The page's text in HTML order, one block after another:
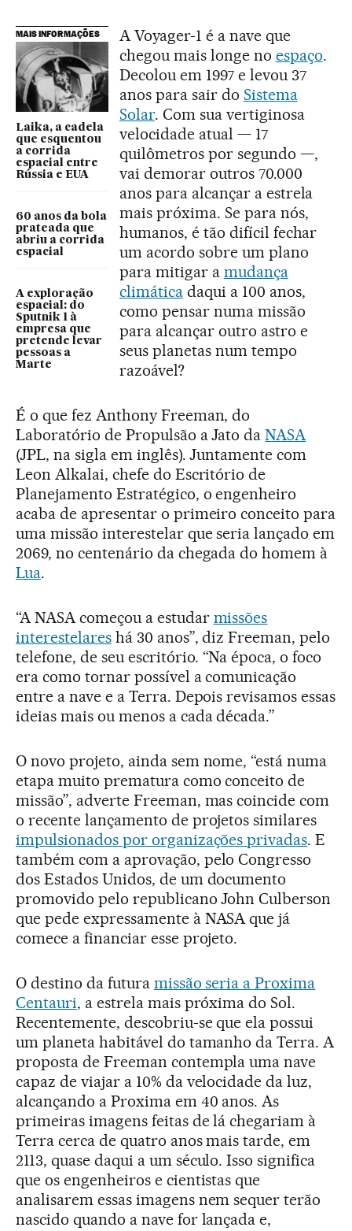
MAIS INFORMAÇÕES
Laika, a cadela
que esquentou
a corrida
espacial entre
Rússia e EUA
60 anos da bola
prateada que
abriu a corrida
espacial
A exploração
espacial: do
Sputnik 1 à
empresa que
pretende levar
pessoas a
Marte
A Voyager-1 é a nave que
chegou mais longe no espaço.
Decolou em 1997 e levou 37
anos para sair do Sistema
Solar. Com sua vertiginosa
velocidade atual — 17
quilômetros por segundo —,
vai demorar outros 70.000
anos para alcançar a estrela
mais próxima. Se para nós,
humanos, é tão difícil fechar
um acordo sobre um plano
para mitigar a mudança
climáticadaqui a 100 anos,
como pensar numa missão
para alcançar outro astro e
seus planetas num tempo
razoável?
É o que fez Anthony Freeman, do
Laboratório de Propulsão a Jato daNASA
(JPL, na sigla em inglês). Juntamente com
Leon Alkalai, chefe do Escritório de
Planejamento Estratégico, o engenheiro
acaba de apresentar o primeiro conceito para
uma missão interestelar que seria lançado em
2069, no centenário da chegada do homem à
Lua.
“A NASA começou a estudar missões
interestelareshá 30 anos”, diz Freeman, pelo
telefone, de seu escritório. “Na época, o foco
era como tornar possível a comunicação
entre a nave e a Terra. Depois revisamos essas
ideias mais ou menos a cada década.”
O novo projeto, ainda sem nome, “está numa
etapa muito prematura como conceito de
missão”, adverte Freeman, mas coincide com
o recente lançamento de projetos similares
impulsionados por organizações privadas. E
também com a aprovação, pelo Congresso
dos Estados Unidos, de um documento
promovido pelo republicano John Culberson
que pede expressamente à NASA que já
comece a financiar esse projeto.
O destino da futura missão seria a Proxima
Centauri, a estrela mais próxima do Sol.
Recentemente, descobriu-se que ela possui
um planeta habitável do tamanho da Terra. A
proposta de Freeman contempla uma nave
capaz de viajar a 10% da velocidade da luz,
alcançando a Proxima em 40 anos. As
primeiras imagens feitas de lá chegariam à
Terra cerca de quatro anos mais tarde, em
2113, quase daqui a um século. Isso significa
que os engenheiros e cientistas que
analisarem essas imagens nem sequer terão
nascido quando a nave for lançada e,